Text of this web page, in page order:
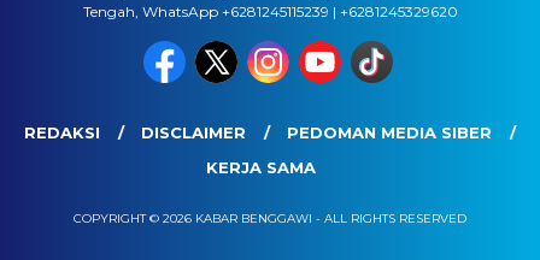
Tengah, WhatsApp +6281245115239 | +6281245329620
REDAKSI DISCLAIMER
PEDOMAN MEDIA SIBER
KERJA SAMA
COPYRIGHT © 2026 KABAR BENGGAWI - ALL RIGHTS RESERVED